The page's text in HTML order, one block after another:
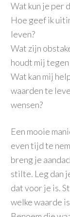
Wat kun je per
Hoe geef ik
leven?
Wat zijn
houdt mij
Wat kan mij
waarden te
wensen?
Een mooie
even tijd te
breng je
stilte. Leg dan
dat voor je is.
welke waarde